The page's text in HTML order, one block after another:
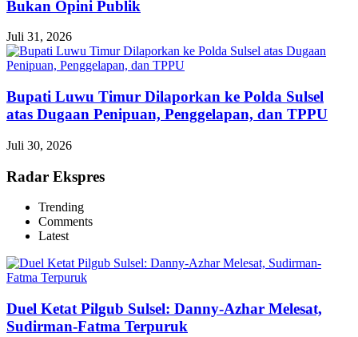
Bukan Opini Publik
Juli 31, 2026
Bupati Luwu Timur Dilaporkan ke Polda Sulsel
atas Dugaan Penipuan, Penggelapan, dan TPPU
Juli 30, 2026
Radar Ekspres
Trending
Comments
Latest
Duel Ketat Pilgub Sulsel: Danny-Azhar Melesat,
Sudirman-Fatma Terpuruk